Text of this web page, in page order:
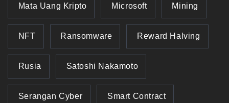
Mata Uang Kripto Microsoft Mining
NFT Ransomware Reward Halving
Rusia Satoshi Nakamoto
Serangan Cyber Smart Contract